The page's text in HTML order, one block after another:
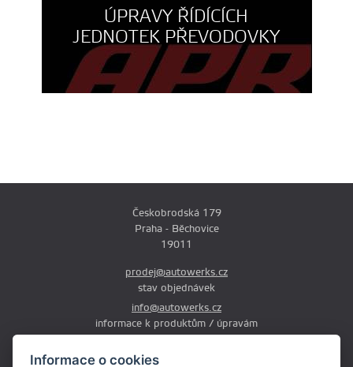
Informace o cookies
ÚPRAVY ŘÍDÍCÍCH
JEDNOTEK PŘEVODOVKY
Českobrodská 179
Praha - Běchovice
19011
prodej@autowerks.cz
stav objednávek
info@autowerks.cz
informace k produktům / úpravám